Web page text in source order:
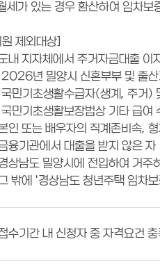
세가 있는 경우 환산하여 임차보
원 제외대상]
내 지자체에서 주거자금대출 이
년 밀양시 신혼부부 및 출산
민기초생활수급자(생계, 주거)
민기초생활보장법상 기타 급여
인 또는 배우자의 직계존비속,
융기관에서 대출을 받지 않은 자
상남도 밀양시에 전입하여 거주
밖에 '경상남도 청년주택 임차
수기간 내 신청자 중 자격요건